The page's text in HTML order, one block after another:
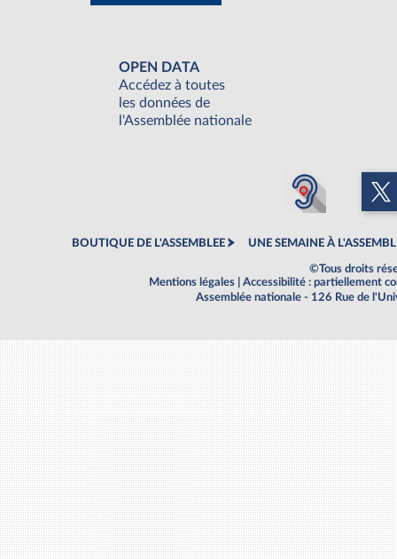
OPEN DATA
Accédez à toutes
les données de
l'Assemblée nationale
BOUTIQUE DE L'ASSEMBLEE UNE SEMAINE À
©Tous droits
Mentions légales
Accessibilité : partiellement
Assemblée nationale - 126 Rue de